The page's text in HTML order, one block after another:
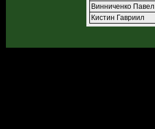
Винниченко Павел
Кистин Гавриил